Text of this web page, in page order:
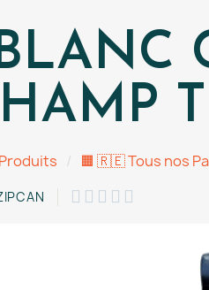
🟧 🇷🇪 Tous nos
    